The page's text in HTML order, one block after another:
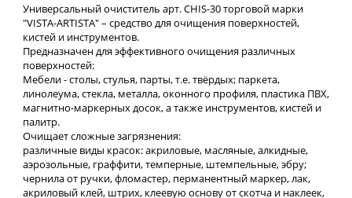
Универсальный очиститель арт. CHIS-30 торговой марки
"VISTA-ARTISTA" – средство для очищения поверхностей,
кистей и инструментов.
Предназначен для эффективного очищения различных
поверхностей:
Мебели - столы, стулья, парты, т.е. твёрдых; паркета,
линолеума, стекла, металла, оконного профиля, пластика ПВХ,
магнитно-маркерных досок, а также инструментов, кистей и
палитр.
Очищает сложные загрязнения:
различные виды красок: акриловые, масляные, алкидные,
аэрозольные, граффити, темперные, штемпельные, эбру;
чернила от ручки, фломастер, перманентный маркер, лак,
акриловый клей, штрих, клеевую основу от скотча и наклеек,